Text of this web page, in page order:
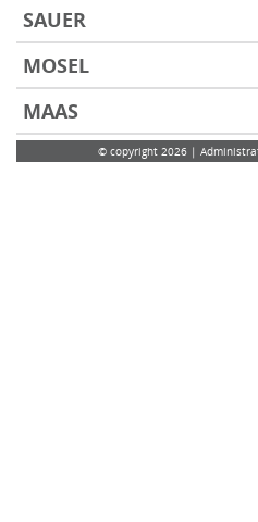
SAUER
MOSEL
MAAS
© copyright 2026 |